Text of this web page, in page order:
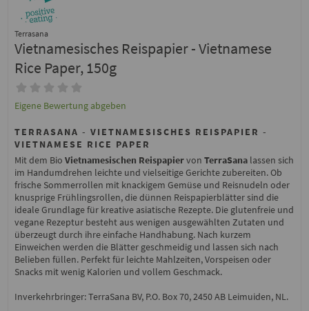
Terrasana
Vietnamesisches Reispapier - Vietnamese
Rice Paper, 150g
Eigene Bewertung abgeben
TERRASANA - VIETNAMESISCHES REISPAPIER -
VIETNAMESE RICE PAPER
Mit dem Bio Vietnamesischen Reispapiervon TerraSanalassen sich
im Handumdrehen leichte und vielseitige Gerichte zubereiten. Ob
frische Sommerrollen mit knackigem Gemüse und Reisnudeln oder
knusprige Frühlingsrollen, die dünnen Reispapierblätter sind die
ideale Grundlage für kreative asiatische Rezepte. Die glutenfreie und
vegane Rezeptur besteht aus wenigen ausgewählten Zutaten und
überzeugt durch ihre einfache Handhabung. Nach kurzem
Einweichen werden die Blätter geschmeidig und lassen sich nach
Belieben füllen. Perfekt für leichte Mahlzeiten, Vorspeisen oder
Snacks mit wenig Kalorien und vollem Geschmack.
Inverkehrbringer: TerraSana BV, P.O. Box 70, 2450 AB Leimuiden, NL.